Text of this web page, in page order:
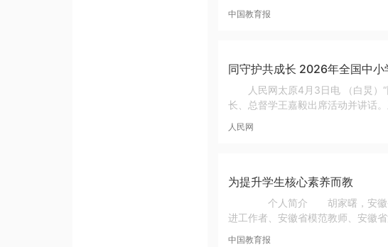
中国教育报
同守护共成长 2026年全国中
人民网太原4月3日电 （白炅）“同守护 共成长”2026年全国中小学生安全教育周现场活动2日在山西省实验中学举办。教育部党组成员、副部
长、总督学王嘉毅出席活动并讲话
人民网
为提升学生核心素养而教
个人简介 胡家曙，安徽省巢
进工作者、安徽省模范教师、安徽
中国教育报